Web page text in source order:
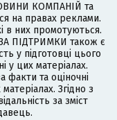
КОМПАНІЙ та
на правах реклами.
в них промотуються.
ПІДТРИМКИ також є
у підготовці цього
у цих матеріалах.
факти та оціночні
Згідно з
за зміст